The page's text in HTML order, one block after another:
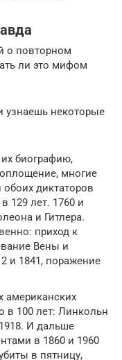
о повторном
ли это мифом
узнаешь некоторые
биографию,
многие
диктаторов
129 лет. 1760 и
и Гитлера.
приход к
Вены и
и 1841, поражение
американских
в 100 лет: Линкольн
И дальше
в 1860 и 1960
в пятницу,